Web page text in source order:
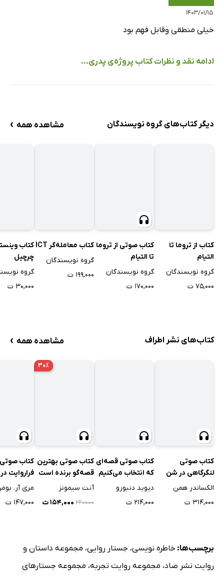
۱۴۰۳/۰۱/۱۵
خیلی منطقی وقابل فهم بود
ادامه نقد و نظرات کتاب پروژه‌ی پدری...
دیگر کتاب‌های گروه نویسندگان مشاهده همه ›
کتاب از تروما تا
التیام
گروه نویسندگان
۷۵,۰۰۰ ت
کتاب صوتی از تروما
تا التیام
گروه نویسندگان
۱۷۰,۰۰۰ ت
کتاب معامله‌گر ICT
گروه نویسندگان
۱۹۹,۰۰۰ ت
کتاب
چرچیل
گروه
۳۰,۰۰۰ ت
کتاب‌های نشر اطراف مشاهده همه ›
کتاب صوتی
لنگرگاهی در شن
روان
الکساندر همن
۳۱۴,۰۰۰ ت
کتاب صوتی قصه‌ای
که انتخاب می‌کنیم
دیوید دنبورو
۲۱۴,۰۰۰ ت
۳۰٪
کتاب صوتی بهترین
قصه‌گو برنده است
آنت سیمونز
۲۲۰۰۰۰ ۱۵۴,۰۰۰ ت
کتاب صوتی
فراروایت
حلقه‌ها
مری آر.
۱۴۷,۰۰۰ ت
برچسب‌ها: خاطره نویسی، جستار روایی، مجموعه داستان و
روایت نشر صاد، مجموعه روایت تجربه، مجموعه جستارهای